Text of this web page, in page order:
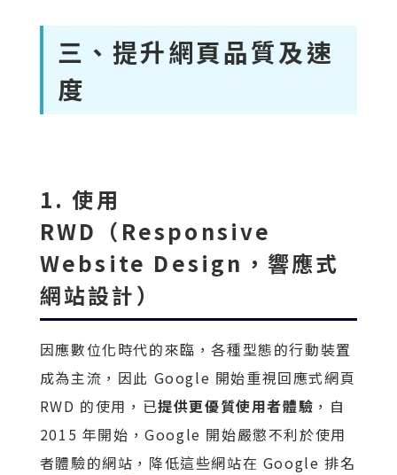
三、提升網頁品質及速
度
1. 使用
RWD（Responsive
Website Design，響應式
網站設計）
因應數位化時代的來臨，各種型態的行動裝置
成為主流，因此 Google 開始重視回應式網頁
RWD 的使用，已提供更優質使用者體驗 ，自
2015 年開始，Google 開始嚴懲不利於使用
者體驗的網站，降低這些網站在 Google 排名